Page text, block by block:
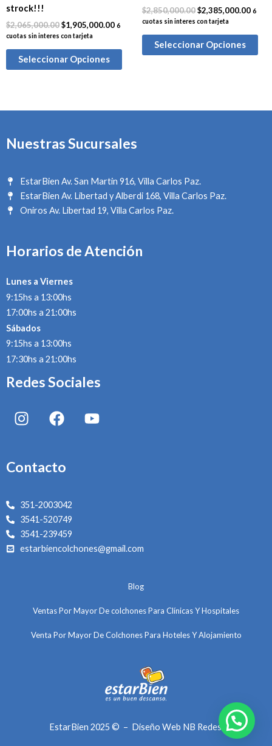
strock!!!
$2,065,000.00$1,905,000.00 6
cuotas sin interes con tarjeta
Seleccionar Opciones
$2,850,000.00$2,385,000.00 6
cuotas sin interes con tarjeta
Seleccionar Opciones
Nuestras Sucursales
EstarBien Av. San Martin 916, Villa Carlos Paz.
EstarBien Av. Libertad y Alberdi 168, Villa Carlos Paz.
Oniros Av. Libertad 19, Villa Carlos Paz.
Horarios de Atención
Lunes a Viernes
9:15hs a 13:00hs
17:00hs a 21:00hs
Sábados
9:15hs a 13:00hs
17:30hs a 21:00hs
Redes Sociales
I
n
a
r
a
m
F
a
b
o
k
Y
o
Contacto
351-2003042
3541-520749
3541-239459
estarbiencolchones@gmail.com
Blog
Ventas Por Mayor De colchones Para Clínicas Y Hospitales
Venta Por Mayor De Colchones Para Hoteles Y Alojamiento
EstarBien 2025 © – Diseño Web NB Redes